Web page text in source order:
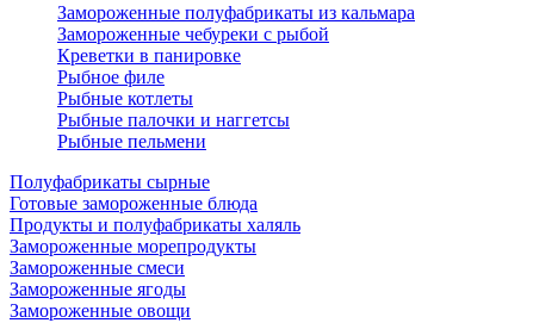
Замороженные полуфабрикаты из кальмара
Замороженные чебуреки с рыбой
Креветки в панировке
Рыбное филе
Рыбные котлеты
Рыбные палочки и наггетсы
Рыбные пельмени
Полуфабрикаты сырные
Готовые замороженные блюда
Продукты и полуфабрикаты халяль
Замороженные морепродукты
Замороженные смеси
Замороженные ягоды
Замороженные овощи